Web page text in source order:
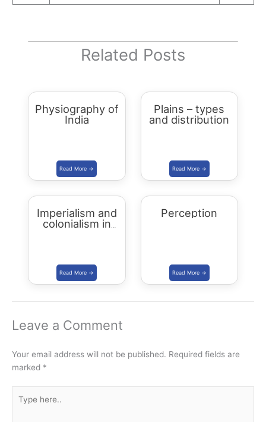
Related Posts
Physiography of
India
Plains – types
and distribution
Imperialism and
colonialism in
Perception
Leave a Comment
Your email address will not be published. Required fields are
marked *
here..